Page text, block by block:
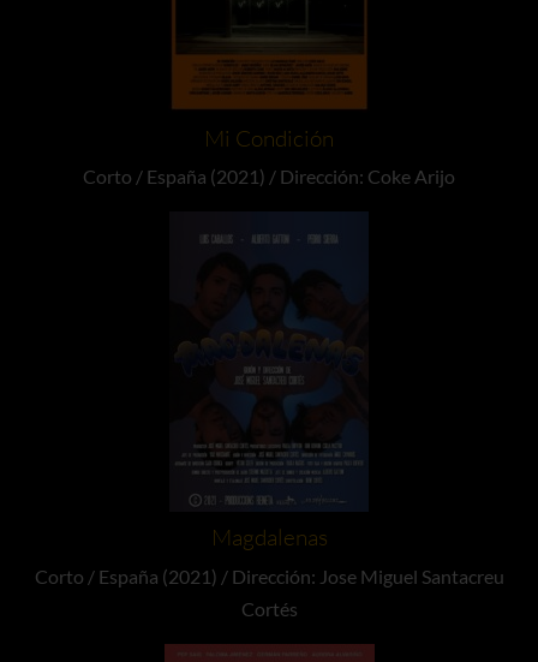
Mi Condición
Corto / España (2021) / Dirección: Coke Arijo
Magdalenas
Corto / España (2021) / Dirección: Jose Miguel Santacreu
Cortés